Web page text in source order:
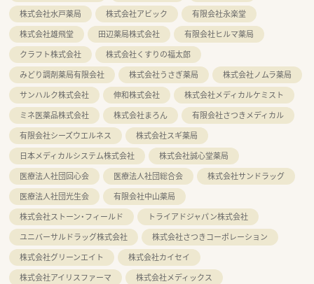
株式会社水戸薬局
株式会社アビック
有限会社永楽堂
株式会社雄飛堂
田辺薬局株式会社
有限会社ヒルマ薬局
クラフト株式会社
株式会社くすりの福太郎
みどり調剤薬局有限会社
株式会社うさぎ薬局
株式会社ノムラ薬局
サンハルク株式会社
伸和株式会社
株式会社メディカルケミスト
ミネ医薬品株式会社
株式会社まろん
有限会社さつきメディカル
有限会社シーズウエルネス
株式会社スギ薬局
日本メディカルシステム株式会社
株式会社誠心堂薬局
医療法人社団回心会
医療法人社団総合会
株式会社サンドラッグ
医療法人社団光生会
有限会社中山薬局
株式会社ストーン・フィールド
トライアドジャパン株式会社
ユニバーサルドラッグ株式会社
株式会社さつきコーポレーション
株式会社グリーンエイト
株式会社カイセイ
株式会社アイリスファーマ
株式会社メディックス